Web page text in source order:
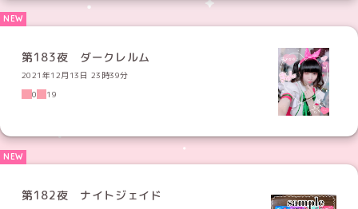
第183夜 ダークレルム
2021年12月13日 23時39分
0
19
第182夜 ナイトジェイド